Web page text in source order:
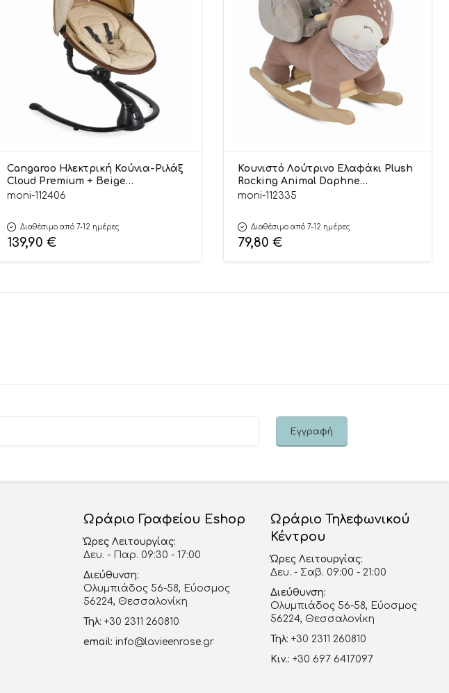
Cangaroo Ηλεκτρική Κούνια-Ριλάξ
Cloud Premium + Beige
3801005210497
moni-112406
Διαθέσιμο από 7-12 ημέρες
139,90 €
Κουνιστό Λούτρινο Ελαφάκι Plush
Rocking Animal Daphne
3800146231866 12m+ – Moni Toys
moni-112335
Διαθέσιμο από 7-12 ημέρες
79,80 €
Ωράριο Γραφείου Eshop
Ώρες Λειτουργίας:
Δευ. - Παρ. 09:30 - 17:00
Διεύθυνση:
Ολυμπιάδος 56-58, Εύοσμος
56224, Θεσσαλονίκη
Τηλ: +30 2311 260810
email: info@lavieenrose.gr
Ωράριο Τηλεφωνικού
Κέντρου
Ώρες Λειτουργίας:
Δευ. - Σαβ. 09:00 - 21:00
Διεύθυνση:
Ολυμπιάδος 56-58, Εύοσμος
56224, Θεσσαλονίκη
Τηλ: +30 2311 260810
Κιν.: +30 697 6417097